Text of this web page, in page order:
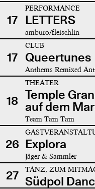
17
PERFORMANCE
LETTERS
amburo/fleischlin
17
CLUB
Queertunes
Anthems Remixed
18
THEATER
Temple
auf dem
Team Tam Tam
26 Explora
Jäger & Sammler
27 TANZ, ZUM
Südpol